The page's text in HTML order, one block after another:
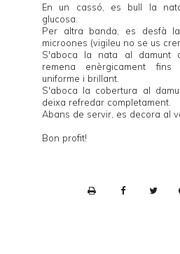
En un cassó, es bull la
glucosa.
Per altra banda, es desfà
microones (vigileu no se us
S'aboca la nata al damunt
remena enèrgicament
uniforme i brillant.
S'aboca la cobertura al
deixa refredar completament.
Abans de servir, es decora al
Bon profit!